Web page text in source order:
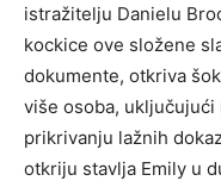
istražitelju Danielu
kockice ove složene
dokumente, otkriva
više osoba,
prikrivanju lažnih
otkriju stavlja Emily u